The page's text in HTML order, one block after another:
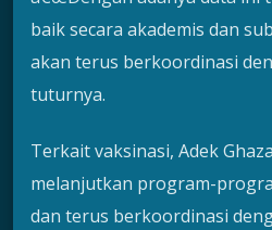
baik secara akademis dan
akan terus berkoordinasi
tuturnya.
Terkait vaksinasi, Adek
melanjutkan program-
dan terus berkoordinasi